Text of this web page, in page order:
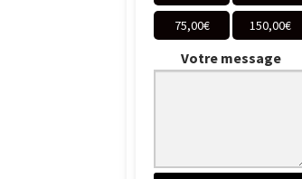
75,00€ 150,00€
Votre message